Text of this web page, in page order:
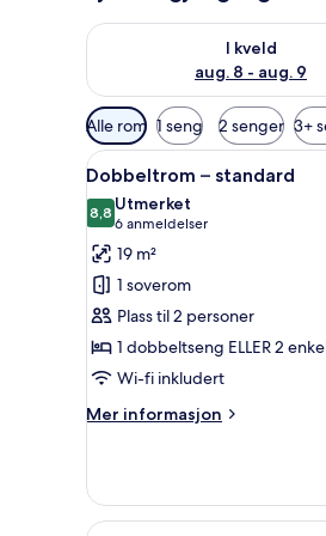
I kveld
aug. 8 - aug. 9
Sjekk tilgjengelighet for i
Tilgjengelige
filtre
for
rom
Alle rom 1 seng 2 senger 3+
Åpne
alle
bildene
av
Dobbeltrom
–
standard
5
Dobbeltrom – standard
8,88,8 av 10
Utmerket
6 anmeldelser
(6
anmeldelser)
19 m²
1 soverom
Plass til 2 personer
1 dobbeltseng ELLER 2
Wi-fi inkludert
Mer informasjon
Mer
–
standard